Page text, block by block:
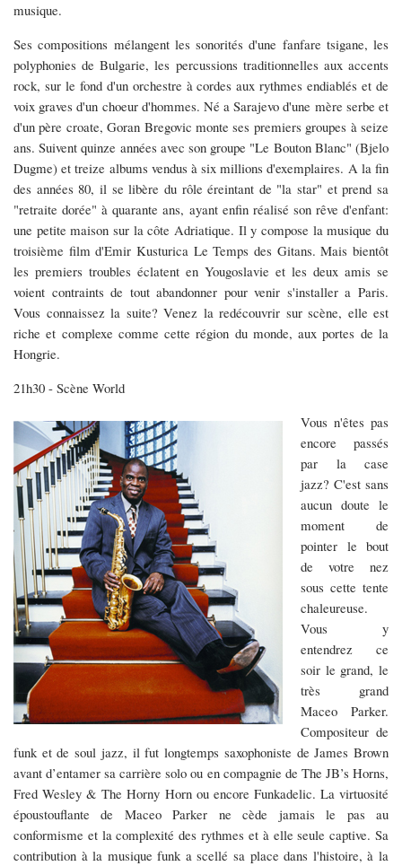
musique.
Ses compositions mélangent les sonorités d'une fanfare tsigane, les
polyphonies de Bulgarie, les percussions traditionnelles aux accents
rock, sur le fond d'un orchestre à cordes aux rythmes endiablés et de
voix graves d'un choeur d'hommes. Né a Sarajevo d'une mère serbe et
d'un père croate, Goran Bregovic monte ses premiers groupes à seize
ans. Suivent quinze années avec son groupe "Le Bouton Blanc" (Bjelo
Dugme) et treize albums vendus à six millions d'exemplaires. A la fin
des années 80, il se libère du rôle éreintant de "la star" et prend sa
"retraite dorée" à quarante ans, ayant enfin réalisé son rêve d'enfant:
une petite maison sur la côte Adriatique. Il y compose la musique du
troisième film d'Emir Kusturica Le Temps des Gitans. Mais bientôt
les premiers troubles éclatent en Yougoslavie et les deux amis se
voient contraints de tout abandonner pour venir s'installer a Paris.
Vous connaissez la suite? Venez la redécouvrir sur scène, elle est
riche et complexe comme cette région du monde, aux portes de la
Hongrie.
21h30 - Scène World
Vous n'êtes pas
encore passés
par la case
jazz? C'est sans
aucun doute le
moment de
pointer le bout
de votre nez
sous cette tente
chaleureuse.
Vous y
entendrez ce
soir le grand, le
très grand
Maceo Parker.
Compositeur de
funk et de soul jazz, il fut longtemps saxophoniste de James Brown
avant d’entamer sa carrière solo ou en compagnie de The JB’s Horns,
Fred Wesley & The Horny Horn ou encore Funkadelic. La virtuosité
époustouflante de Maceo Parker ne cède jamais le pas au
conformisme et la complexité des rythmes et à elle seule captive. Sa
contribution à la musique funk a scellé sa place dans l'histoire, à la